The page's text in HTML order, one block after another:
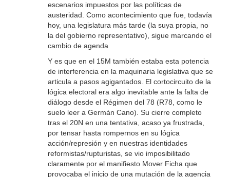
escenarios impuestos por las políticas de
austeridad. Como acontecimiento que fue, todavía
hoy, una legislatura más tarde (la suya propia, no
la del gobierno representativo), sigue marcando el
cambio de agenda
Y es que en el 15M también estaba esta potencia
de interferencia en la maquinaria legislativa que se
articula a pasos agigantados. El cortocircuito de la
lógica electoral era algo inevitable ante la falta de
diálogo desde el Régimen del 78 (R78, como le
suelo leer a Germán Cano). Su cierre completo
tras el 20N en una tentativa, acaso ya frustrada,
por tensar hasta rompernos en su lógica
acción/represión y en nuestras identidades
reformistas/rupturistas, se vio imposibilitado
claramente por el manifiesto Mover Ficha que
provocaba el inicio de una mutación de la agencia